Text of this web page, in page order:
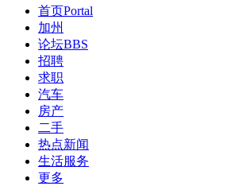
首页Portal
加州
论坛BBS
招聘
求职
汽车
房产
二手
热点新闻
生活服务
更多